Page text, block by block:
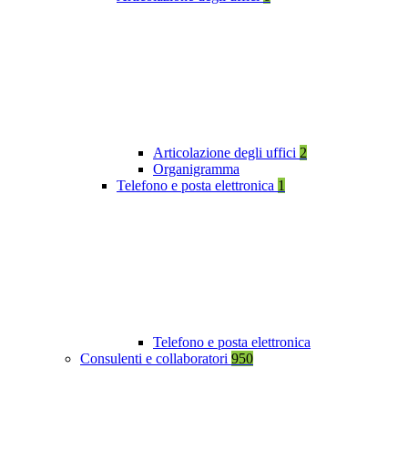
Articolazione degli uffici 2
Organigramma
Telefono e posta elettronica 1
Telefono e posta elettronica
Consulenti e collaboratori 950